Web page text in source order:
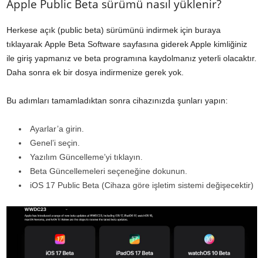
Apple Public Beta sürümü nasıl yüklenir?
Herkese açık (public beta) sürümünü indirmek için buraya
tıklayarak Apple Beta Software sayfasına giderek Apple kimliğiniz
ile giriş yapmanız ve beta programına kaydolmanız yeterli olacaktır.
Daha sonra ek bir dosya indirmenize gerek yok.
Bu adımları tamamladıktan sonra cihazınızda şunları yapın:
Ayarlar’a girin.
Genel’i seçin.
Yazılım Güncelleme’yi tıklayın.
Beta Güncellemeleri seçeneğine dokunun.
iOS 17 Public Beta (Cihaza göre işletim sistemi değişecektir)